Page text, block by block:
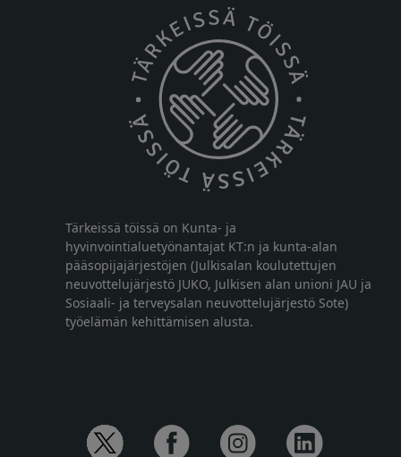
Tärkeissä töissä on Kunta- ja
hyvinvointialuetyönantajat KT:n ja kunta-alan
pääsopijajärjestöjen (Julkisalan koulutettujen
neuvottelujärjestö JUKO, Julkisen alan unioni JAU ja
Sosiaali- ja terveysalan neuvottelujärjestö Sote)
työelämän kehittämisen alusta.